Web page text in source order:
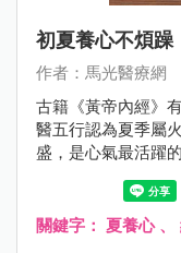
初夏養心不煩躁
作者：馬光醫療網
古籍《黃帝內經》
醫五行認為夏季屬
盛，是心氣最活躍
心臟負擔加重、情
化、睡眠、甚至是
「清熱養心安神」
關鍵字： 夏養心、